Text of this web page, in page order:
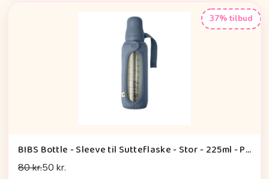
37% tilbud
BIBS Bottle - Sleeve til Sutteflaske - Stor - 225ml - Petrol
80 kr.50 kr.